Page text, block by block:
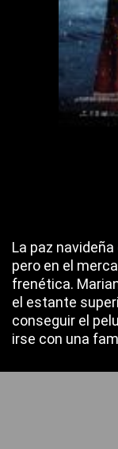
La paz
pero en el
frenética.
el estante
conseguir el
irse con una